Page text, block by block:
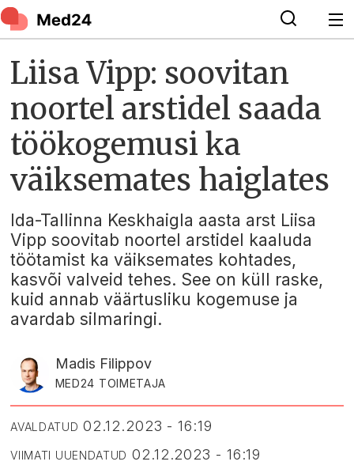
Liisa Vipp: soovitan
noortel arstidel saada
töökogemusi ka
väiksemates haiglates
Ida-Tallinna Keskhaigla aasta arst Liisa
Vipp soovitab noortel arstidel kaaluda
töötamist ka väiksemates kohtades,
kasvõi valveid tehes. See on küll raske,
kuid annab väärtusliku kogemuse ja
avardab silmaringi.
Madis Filippov
MED24 TOIMETAJA
AVALDATUD 02.12.2023 - 16:19
VIIMATI UUENDATUD 02.12.2023 - 16:19